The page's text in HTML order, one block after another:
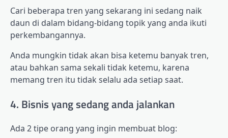
Cari beberapa tren yang sekarang ini sedang naik
daun di dalam bidang-bidang topik yang anda ikuti
perkembangannya.
Anda mungkin tidak akan bisa ketemu banyak tren,
atau bahkan sama sekali tidak ketemu, karena
memang tren itu tidak selalu ada setiap saat.
4. Bisnis yang sedang anda jalankan
Ada 2 tipe orang yang ingin membuat blog: